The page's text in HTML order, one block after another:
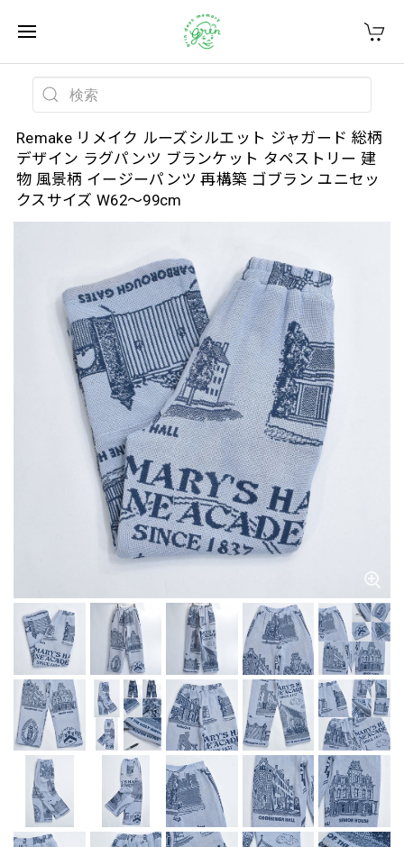
Remake リメイク ルーズシルエット ジャガード 総柄
デザイン ラグパンツ ブランケット タペストリー 建
物 風景柄 イージーパンツ 再構築 ゴブラン ユニセッ
クスサイズ W62～99cm